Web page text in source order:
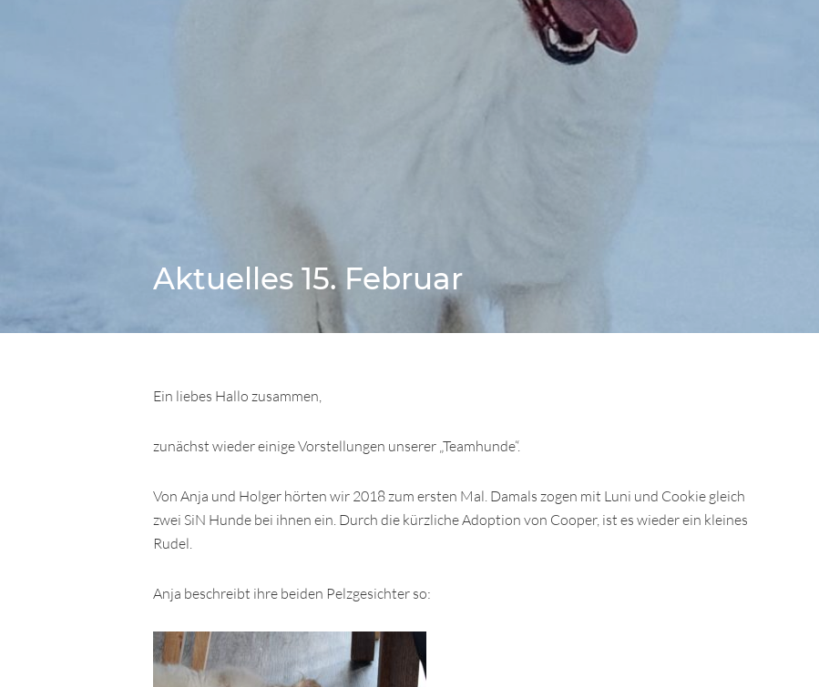
Aktuelles 15. Februar
Ein liebes Hallo zusammen,
zunächst wieder einige Vorstellungen unserer „Teamhunde“.
Von Anja und Holger hörten wir 2018 zum ersten Mal. Damals zogen mit Luni und Cookie gleich
zwei SiN Hunde bei ihnen ein. Durch die kürzliche Adoption von Cooper, ist es wieder ein kleines
Rudel.
Anja beschreibt ihre beiden Pelzgesichter so: